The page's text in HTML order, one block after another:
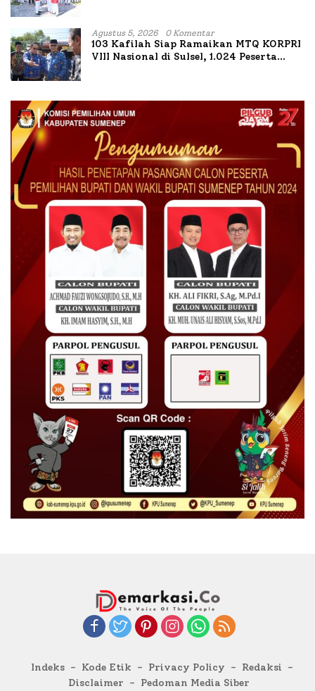
Agustus 5, 2026 0 Komentar
103 Kafilah Siap Ramaikan MTQ KORPRI
VIII Nasional di Sulsel, 1.024 Peserta
Indeks Kode Etik Privacy Policy
Redaksi
Disclaimer
Pedoman Media Siber